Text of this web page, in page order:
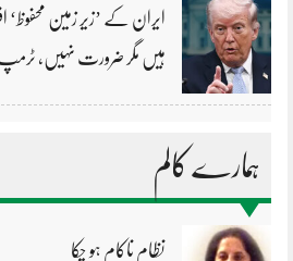
ایران کے ’زیر زمین محفوظ‘
ہیں مگر ضرورت نہیں،
ہمارے کالم
نظام ناکام ہو چکا